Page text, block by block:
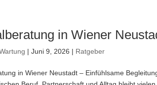
in Wiener
|Juni 9, 2026 | Ratgeber
in Wiener Neustadt – Einfühlsame